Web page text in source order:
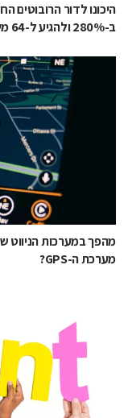
היכונו לדור הרובוטים
ב-280% ולהגיע ל-64 מיליארד דולר עד 2030
מהפך במערכות הניווט
מערכת ה-GPS?